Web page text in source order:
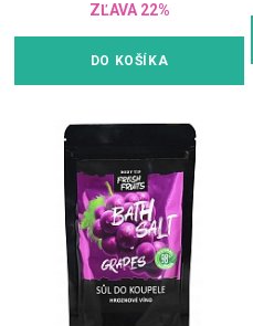
ZĽAVA 22%
DO KOŠÍKA